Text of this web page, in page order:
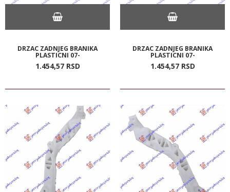
DRZAC ZADNJEG BRANIKA
PLASTICNI 07-
1.454,57 RSD
DRZAC ZADNJEG BRANIKA
PLASTICNI 07-
1.454,57 RSD